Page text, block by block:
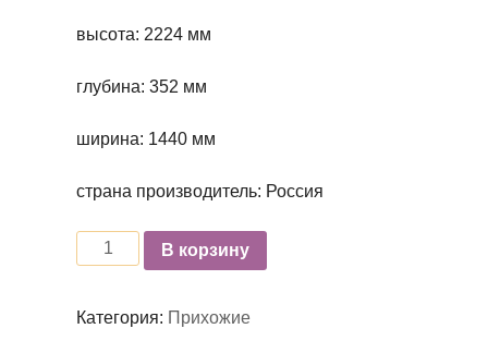
высота: 2224 мм
глубина: 352 мм
ширина: 1440 мм
страна производитель: Россия
КоличествоВ корзину
Категория: Прихожие